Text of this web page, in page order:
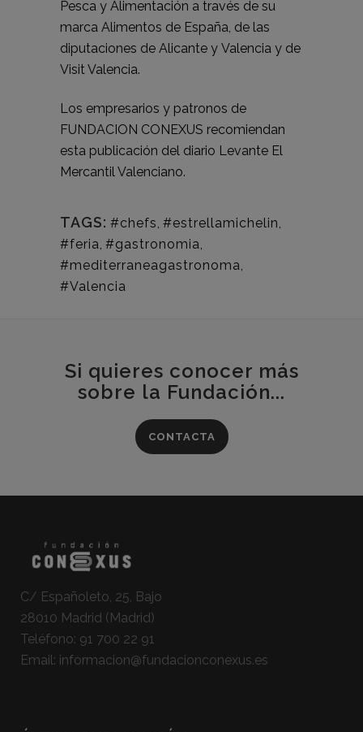
Pesca y Alimentación a través de su
marca Alimentos de España, de las
diputaciones de Alicante y Valencia y de
Visit Valencia.
Los empresarios y patronos de
FUNDACION CONEXUS recomiendan
esta publicación del diario Levante El
Mercantil Valenciano.
TAGS: #chefs #estrellamichelin
#feria #gastronomia
#mediterraneagastronoma
#Valencia
Si quieres conocer más
sobre la Fundación...
CONTACTA
C/ Españoleto, 25, Bajo
28010 Madrid (Madrid)
Teléfono: 91 700 22 91
Email: informacion@fundacionconexus.es